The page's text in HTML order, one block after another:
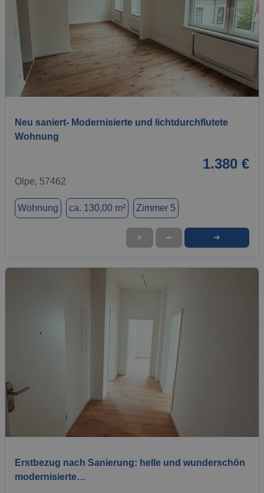
1 / 10
Neu saniert- Modernisierte und lichtdurchflutete
Wohnung
1.380 €
Olpe, 57462
Wohnung ca. 130,00 m² Zimmer 5
★ ➦ ➜
Erstbezug nach Sanierung: helle und wunderschön
modernisierte…